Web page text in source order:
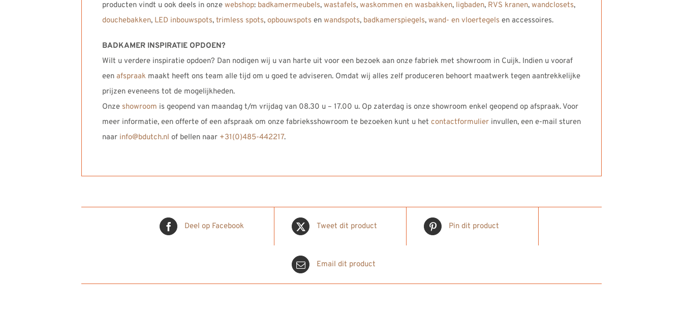
producten vindt u ook deels in onze webshop: badkamermeubels, wastafels, waskommen en wasbakken, ligbaden, RVS kranen, wandclosets,
douchebakken, LED inbouwspots, trimless spots, opbouwspots en wandspots, badkamerspiegels, wand- en vloertegels en accessoires.
BADKAMER INSPIRATIE OPDOEN?
Wilt u verdere inspiratie opdoen? Dan nodigen wij u van harte uit voor een bezoek aan onze fabriek met showroom in Cuijk. Indien u vooraf
een afspraak maakt heeft ons team alle tijd om u goed te adviseren. Omdat wij alles zelf produceren behoort maatwerk tegen aantrekkelijke
prijzen eveneens tot de mogelijkheden.
Onze showroom is geopend van maandag t/m vrijdag van 08.30 u – 17.00 u. Op zaterdag is onze showroom enkel geopend op afspraak. Voor
meer informatie, een offerte of een afspraak om onze fabrieksshowroom te bezoeken kunt u het contactformulier invullen, een e-mail sturen
naar info@bdutch.nl of bellen naar +31(0)485-442217.
Deel op Facebook Tweet dit product Pin dit product
Email dit product